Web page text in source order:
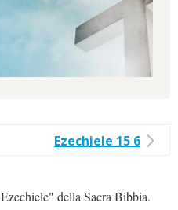
Ezechiele 15 6
della Sacra Bibbia.